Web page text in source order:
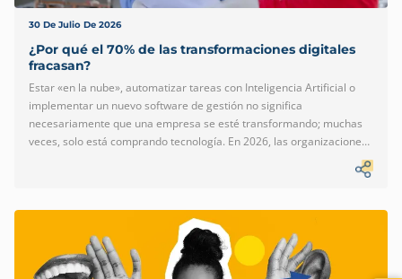
30 De Julio De 2026
¿Por qué el 70% de las transformaciones digitales
fracasan?
Estar «en la nube», automatizar tareas con Inteligencia Artificial o
implementar un nuevo software de gestión no significa
necesariamente que una empresa se esté transformando; muchas
veces, solo está comprando tecnología. En 2026, las organizaciones
siguen cayendo en la misma trampa: asumir que el software es una
solución mágica e instantánea. Grandes firmas de consultoría global
digital fallan en alcanzar sus objetivos estratégicos o financieros. La
pregunta obligatoria para la alta dirección ya no es qué
herramientas adquirir, sino: ¿por qué estamos gastando
presupuestos históricos en tecnología sin ver un impacto […]